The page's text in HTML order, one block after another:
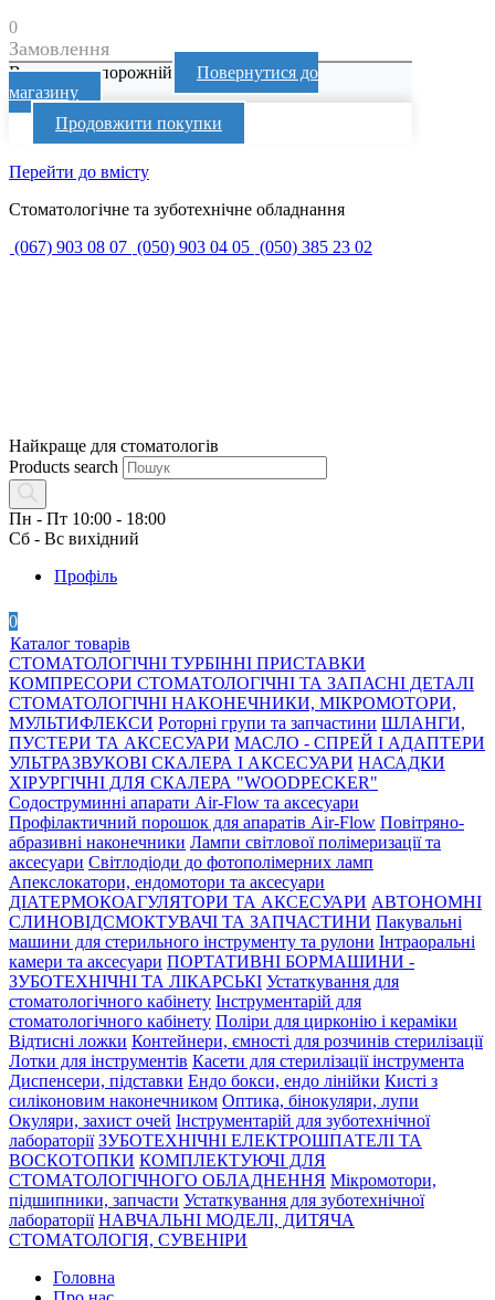
0
Замовлення
Ваш кошик порожній
Повернутися до
магазину
Продовжити покупки
Перейти до вмісту
Стоматологічне та зуботехнічне обладнання
(067) 903 08 07 (050) 903 04 05 (050) 385 23 02
Найкраще для стоматологів
Products search
Пн - Пт 10:00 - 18:00
Сб - Вс вихідний
Профіль
0
Каталог товарів
СТОМАТОЛОГІЧНІ ТУРБІННІ ПРИСТАВКИ
КОМПРЕСОРИ СТОМАТОЛОГІЧНІ ТА ЗАПАСНІ ДЕТАЛІ
СТОМАТОЛОГІЧНІ НАКОНЕЧНИКИ, МІКРОМОТОРИ,
МУЛЬТИФЛЕКСИ Роторні групи та запчастини ШЛАНГИ,
ПУСТЕРИ ТА АКСЕСУАРИ МАСЛО - СПРЕЙ І АДАПТЕРИ
УЛЬТРАЗВУКОВІ СКАЛЕРА І АКСЕСУАРИ НАСАДКИ
ХІРУРГІЧНІ ДЛЯ СКАЛЕРА "WOODPECKER"
Содоструминні апарати Air-Flow та аксесуари
Профілактичний порошок для апаратів Air-Flow Повітряно-
абразивні наконечники Лампи світлової полімеризації та
аксесуари Світлодіоди до фотополімерних ламп
Апекслокатори, ендомотори та аксесуари
ДІАТЕРМОКОАГУЛЯТОРИ ТА АКСЕСУАРИ АВТОНОМНІ
СЛИНОВІДСМОКТУВАЧІ ТА ЗАПЧАСТИНИ Пакувальні
машини для стерильного інструменту та рулони Інтраоральні
камери та аксесуари ПОРТАТИВНІ БОРМАШИНИ -
ЗУБОТЕХНІЧНІ ТА ЛІКАРСЬКІ Устаткування для
стоматологічного кабінету Інструментарій для
стоматологічного кабінету Поліри для цирконію і кераміки
Відтисні ложки Контейнери, ємності для розчинів стерилізації
Лотки для інструментів Касети для стерилізації інструмента
Диспенсери, підставки Ендо бокси, ендо лінійки Кисті з
силіконовим наконечником Оптика, бінокуляри, лупи
Окуляри, захист очей Інструментарій для зуботехнічної
лабораторії ЗУБОТЕХНІЧНІ ЕЛЕКТРОШПАТЕЛІ ТА
ВОСКОТОПКИ КОМПЛЕКТУЮЧІ ДЛЯ
СТОМАТОЛОГІЧНОГО ОБЛАДНЕННЯ Мікромотори,
підшипники, запчасти Устаткування для зуботехнічної
лабораторії НАВЧАЛЬНІ МОДЕЛІ, ДИТЯЧА
СТОМАТОЛОГІЯ, СУВЕНІРИ
Головна